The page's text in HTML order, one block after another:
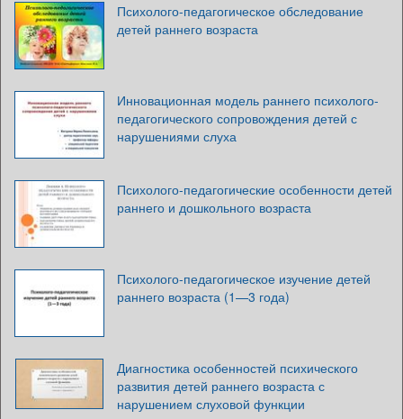
Психолого-педагогическое обследование
детей раннего возраста
Инновационная модель раннего психолого-
педагогического сопровождения детей с
нарушениями слуха
Психолого-педагогические особенности детей
раннего и дошкольного возраста
Психолого-педагогическое изучение детей
раннего возраста (1—3 года)
Диагностика особенностей психического
развития детей раннего возраста с
нарушением слуховой функции